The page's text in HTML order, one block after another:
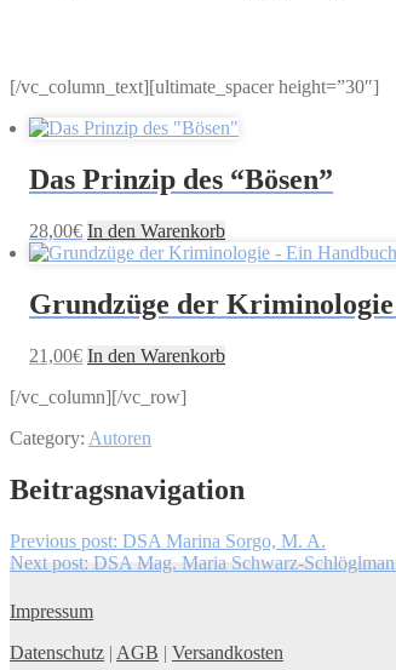
[/vc_column_text][ultimate_spacer height=”30″]
Das Prinzip des “Bösen”
28,00€ In den Warenkorb
Grundzüge der
21,00€ In den Warenkorb
[/vc_column][/vc_row]
Category: Autoren
Beitragsnavigation
Previous post: DSA Marina Sorgo, M. A.
Next post: DSA Mag. Maria Schwarz-
Impressum
Datenschutz | AGB | Versandkosten